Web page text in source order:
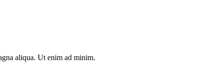
aliqua. Ut enim ad minim.